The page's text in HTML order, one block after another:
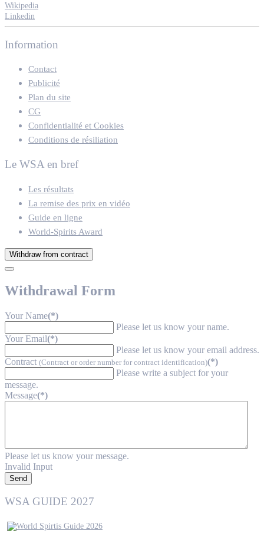
Wikipedia
Linkedin
Information
Contact
Publicité
Plan du site
CG
Confidentialité et Cookies
Conditions de résiliation
Le WSA en bref
Les résultats
La remise des prix en vidéo
Guide en ligne
World-Spirits Award
Withdraw from contract
Withdrawal Form
Your Name(*)
Please let us know your name.
Your Email(*)
Please let us know your email address.
Contract (Contract or order number for contract identification)(*)
Please write a subject for your
message.
Message(*)
Please let us know your message.
Invalid Input
Send
WSA GUIDE 2027